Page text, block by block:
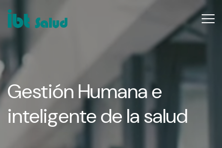
Gestión Humanae
inteligentede lasalud